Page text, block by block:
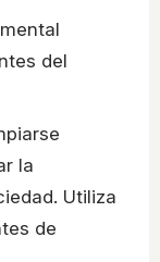
del
la
Utiliza
de